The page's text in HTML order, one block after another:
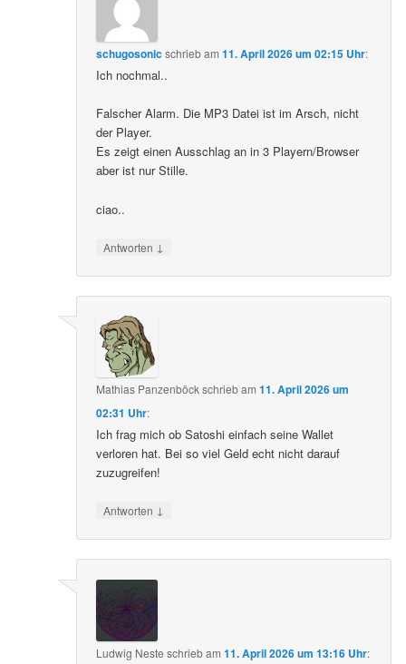
schugosonicschriebam11. April 2026 um 02:15 Uhr:
Ich nochmal..
Falscher Alarm. Die MP3 Datei ist im Arsch, nicht
der Player.
Es zeigt einen Ausschlag an in 3 Playern/Browser
aber ist nur Stille.
ciao..
Antworten ↓
Mathias Panzenböckschriebam11. April 2026 um
02:31 Uhr:
Ich frag mich ob Satoshi einfach seine Wallet
verloren hat. Bei so viel Geld echt nicht darauf
zuzugreifen!
Antworten ↓
Ludwig Neste schriebam11. April 2026 um 13:16 Uhr: